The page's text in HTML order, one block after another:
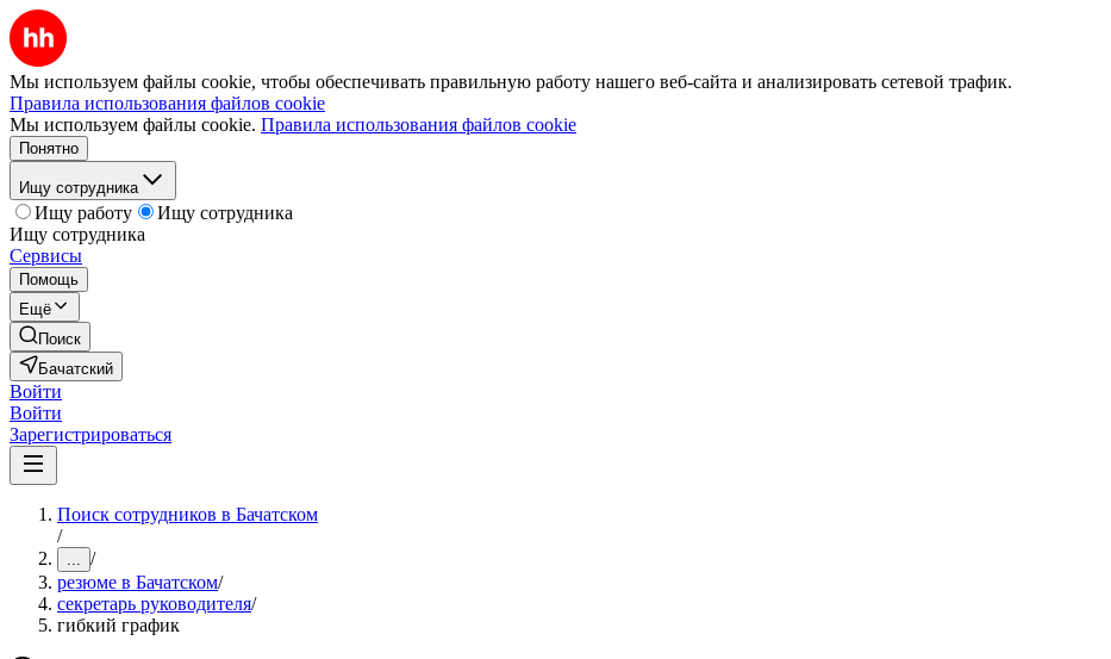
Мы используем файлы cookie, чтобы обеспечивать правильную работу нашего веб-сайта и анализировать сетевой трафик.
Правила использования файлов cookie
Мы используем файлы cookie. Правила использования файлов cookie
Понятно
Ищу сотрудника
Ищу работу
Ищу сотрудника
Ищу сотрудника
Сервисы
Помощь
Ещё
Поиск
Бачатский
Войти
Войти
Зарегистрироваться
Поиск сотрудников в Бачатском
/
... /
резюме в Бачатском/
секретарь руководителя/
гибкий график